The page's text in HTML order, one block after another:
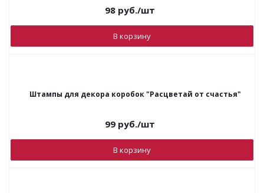
98 руб./шт
В корзину
Штампы для декора коробок "Расцветай от счастья"
99 руб./шт
В корзину